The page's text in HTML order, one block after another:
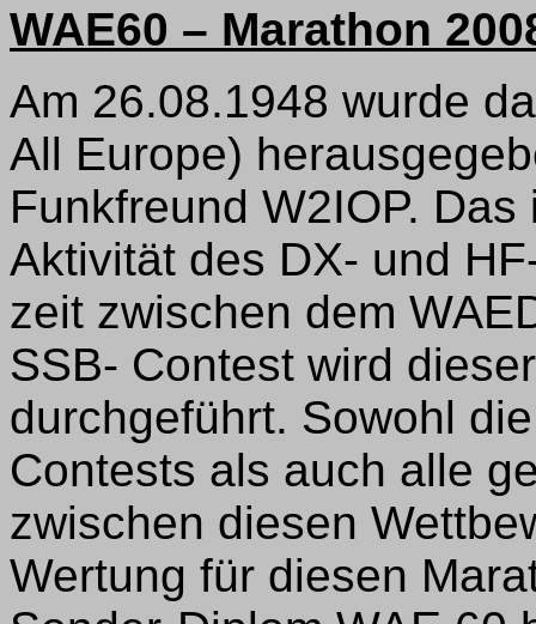
WAE60 – Marathon
Am 26.08.1948 wurde
All Europe)
Funkfreund W2IOP.
Aktivität des DX- und
zeit zwischen dem
SSB- Contest wird
durchgeführt. Sowohl
Contests als auch alle
zwischen diesen
Wertung für diesen